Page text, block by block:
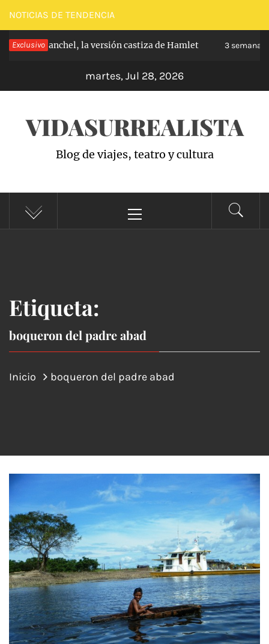
Saltar
al
contenido
NOTICIAS DE TENDENCIA
Exclusivo
de Carabanchel, la versión castiza de Hamlet 3 semanas
martes, Jul 28, 2026
VIDASURREALISTA
Blog de viajes, teatro y cultura
principal
Etiqueta:
boqueron del padre abad
Inicio boqueron del padre abad